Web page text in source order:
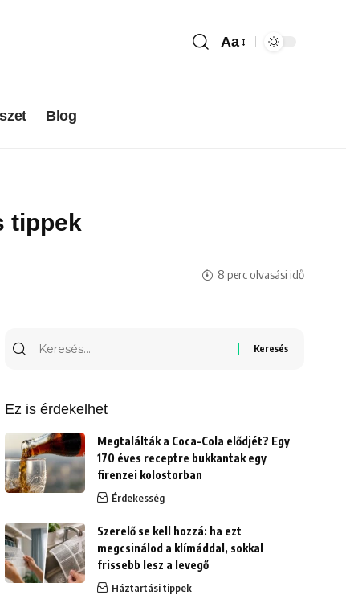
Aa
Blog
tippek
8 perc olvasási idő
Ez is érdekelhet
Megtalálták a Coca-Cola elődjét? Egy
170 éves receptre bukkantak egy
firenzei kolostorban
Érdekesség
Szerelő se kell hozzá: ha ezt
megcsinálod a klímáddal, sokkal
frissebb lesz a levegő
Háztartási tippek